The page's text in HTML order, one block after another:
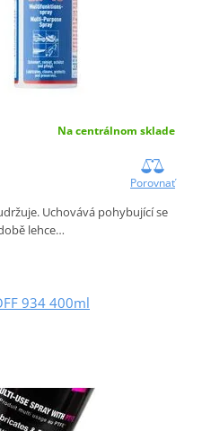
Na centrálnom sklade
Porovnať
Uchovává pohybující se
lehce…
934 400ml